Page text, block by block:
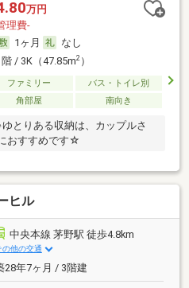
万円
理費-
1ヶ月
なし
階 / 3K（47.85m2）
ファミリー
バス・トイレ別
角部屋 南向き
とりある収納は、カップルさ
おすすめです☆
ヒル
中央本線 茅野駅 徒歩4.8km
の他の交通
28年7ヶ月 / 3階建